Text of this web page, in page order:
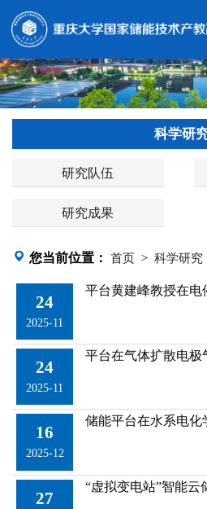
科学研
研究队伍
研究成果
您当前位置： 首页> 科学研究
24
2025-11
24
2025-11
16
2025-12
27
“虚拟变电站”智能云